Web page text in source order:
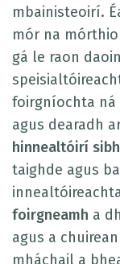
mbainisteoirí.
mór na
gá le raon
foirgníochta ná
agus dearadh
hinnealtóirí
taighde agus
foirgneamh a
agus a
mháchail a